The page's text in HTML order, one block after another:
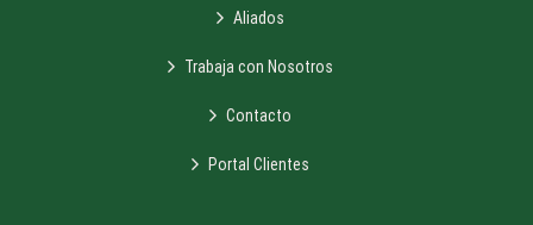
Aliados
Trabaja con Nosotros
Contacto
Portal Clientes